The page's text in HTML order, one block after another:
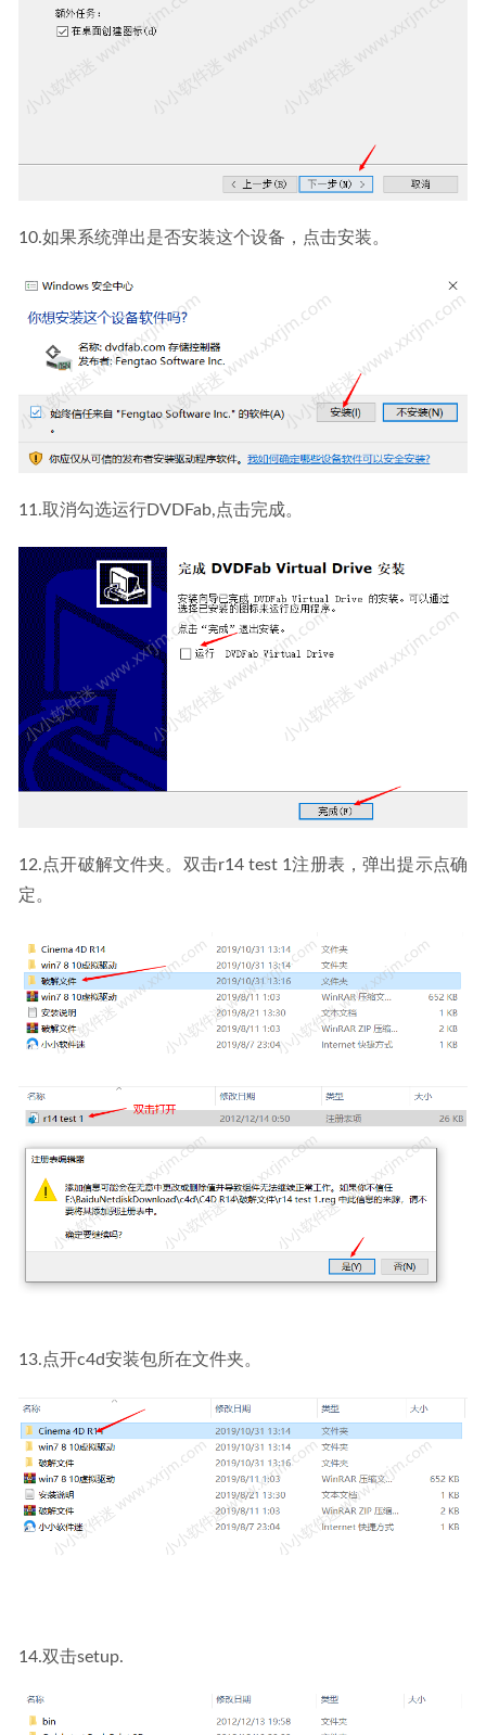
10.如果系统弹出是否安装这个设备，点击安装。
11.取消勾选运行DVDFab,点击完成。
12.点开破解文件夹。双击r14 test 1注册表，弹出提示点确
定。
13.点开c4d安装包所在文件夹。
14.双击setup.